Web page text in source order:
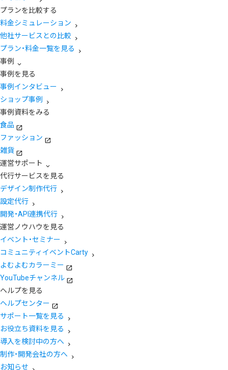
プランを比較する
料金シミュレーション
他社サービスとの比較
プラン・料金一覧を見る
事例
事例を見る
事例インタビュー
ショップ事例
事例資料をみる
食品
ファッション
雑貨
運営サポート
代行サービスを見る
デザイン制作代行
設定代行
開発・API連携代行
運営ノウハウを見る
イベント・セミナー
コミュニティイベントCarty
よむよむカラーミー
YouTubeチャンネル
ヘルプを見る
ヘルプセンター
サポート一覧を見る
お役立ち資料を見る
導入を検討中の方へ
制作・開発会社の方へ
お知らせ